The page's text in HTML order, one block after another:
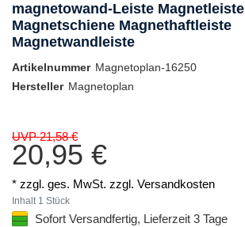
magnetowand-Leiste Magnetleiste
Magnetschiene Magnethaftleiste
Magnetwandleiste
Artikelnummer Magnetoplan-16250
Hersteller Magnetoplan
UVP 21,58 €
20,95 €
* zzgl. ges. MwSt. zzgl. Versandkosten
Inhalt 1 Stück
Sofort Versandfertig, Lieferzeit 3 Tage